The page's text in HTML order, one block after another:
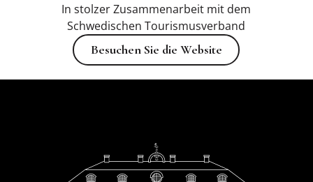
In stolzer Zusammenarbeit mit dem
Schwedischen Tourismusverband
Besuchen Sie die Website
Besuchen Sie die Website